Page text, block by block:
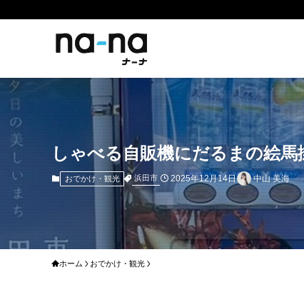
しゃべる自販機にだるまの絵
おでかけ・観光 浜田市 2025年12月14日 中山 美海
ホーム おでかけ・観光